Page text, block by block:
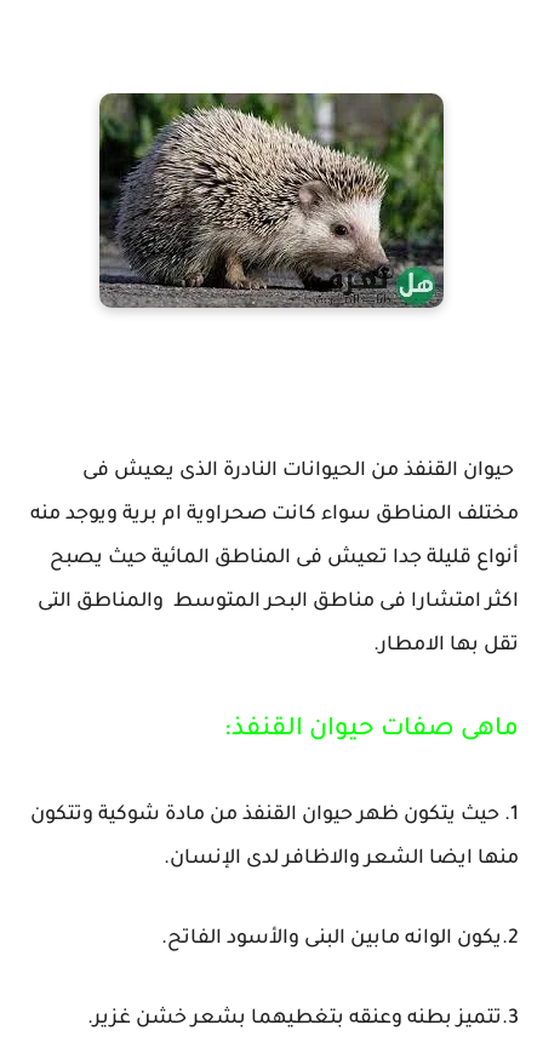
حيوان القنفذ من الحيوانات النادرة الذى يعيش فى
مختلف المناطق سواء كانت صحراوية ام برية ويوجد منه
أنواع قليلة جدا تعيش فى المناطق المائية حيث يصبح
اكثر امتشارا فى مناطق البحر المتوسط والمناطق التى
تقل بها الامطار.
ماهى صفات حيوان القنفذ:
1. حيث يتكون ظهر حيوان القنفذ من مادة شوكية وتتكون
منها ايضا الشعر والاظافر لدى الإنسان.
2.يكون الوانه مابين البنى والأسود الفاتح.
3.تتميز بطنه وعنقه بتغطيهما بشعر خشن غزير.